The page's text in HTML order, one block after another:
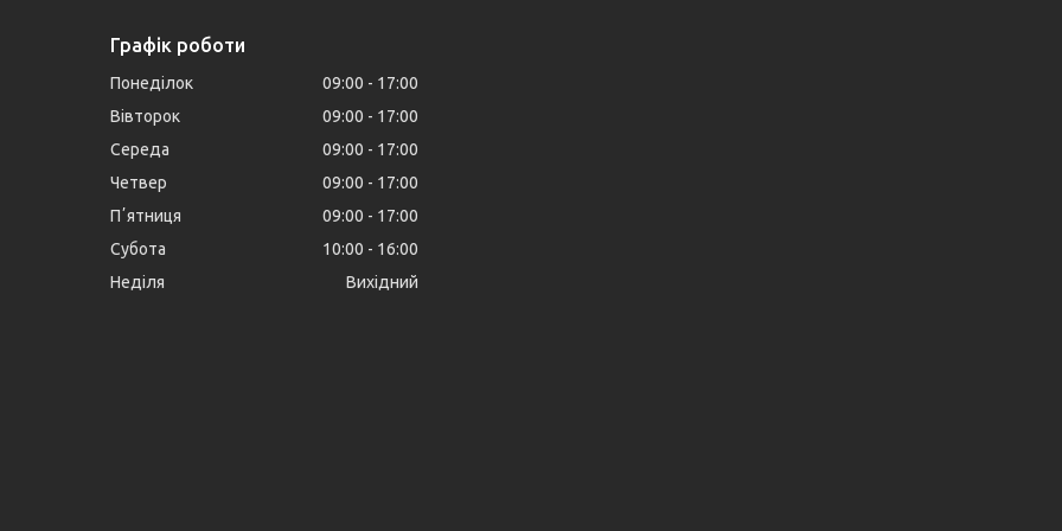
Графік роботи
Понеділок 09:00
17:00
Вівторок
09:00
17:00
Середа
09:00
17:00
Четвер
09:00
17:00
Пʼятниця
09:00
17:00
Субота
10:00
16:00
Неділя
Вихідний